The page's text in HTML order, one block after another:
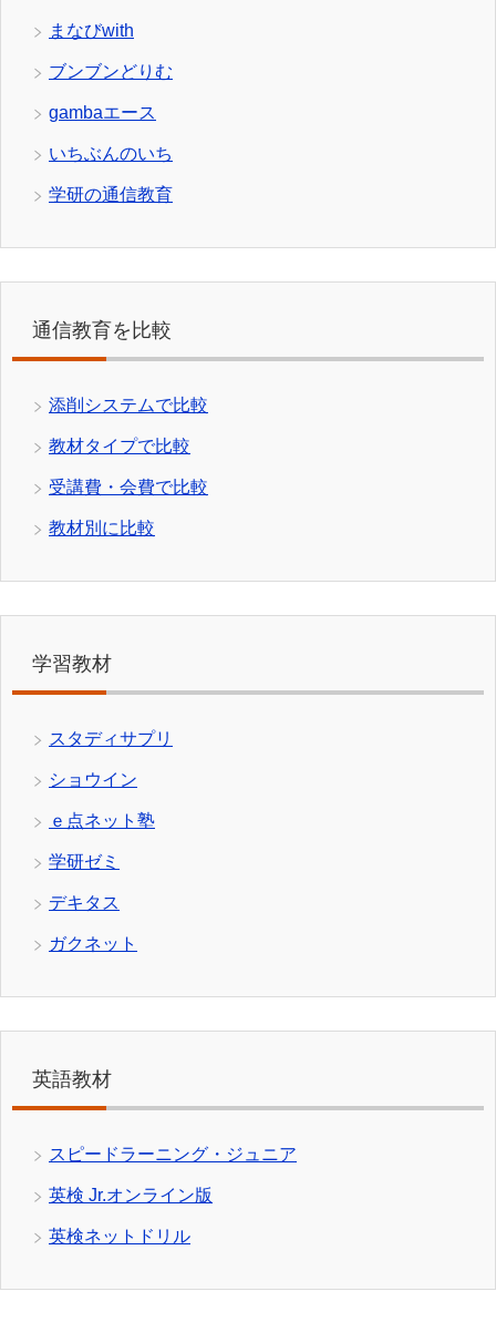
まなびwith
ブンブンどりむ
gambaエース
いちぶんのいち
学研の通信教育
通信教育を比較
添削システムで比較
教材タイプで比較
受講費・会費で比較
教材別に比較
学習教材
スタディサプリ
ショウイン
ｅ点ネット塾
学研ゼミ
デキタス
ガクネット
英語教材
スピードラーニング・ジュニア
英検 Jr.オンライン版
英検ネットドリル